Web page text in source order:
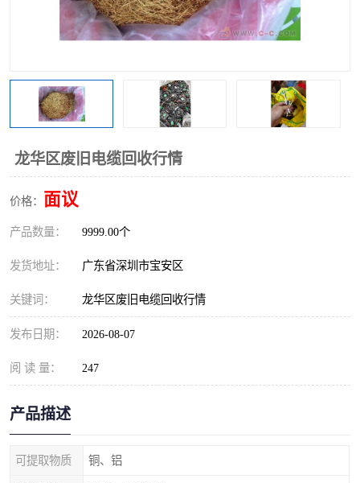
龙华区废旧电缆回收行情
价格： 面议
产品数量： 9999.00个
发货地址： 广东省深圳市宝安区
关键词： 龙华区废旧电缆回收行情
发布日期： 2026-08-07
阅 读 量： 247
产品描述
可提取物质 铜、铝